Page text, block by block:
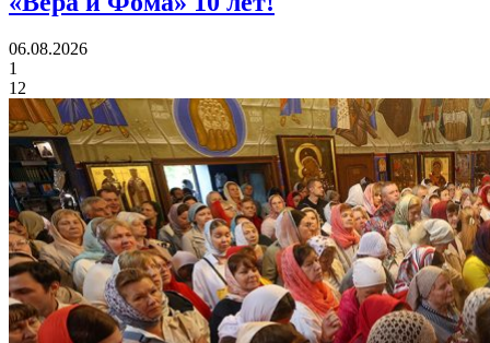
06.08.2026
1
12